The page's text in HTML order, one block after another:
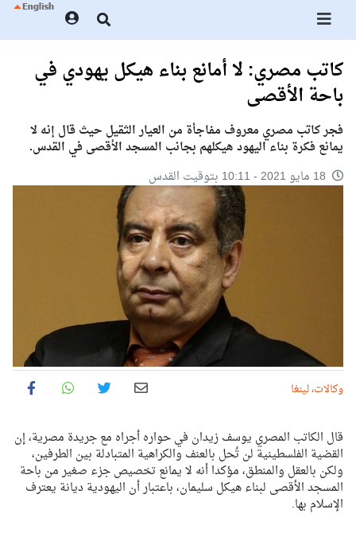
كاتب مصري: لا أمانع بناء هيكل يهودي في
باحة الأقصى
فجر كاتب مصري معروف مفاجأة من العيار الثقيل حيث قال إنه لا
يمانع فكرة بناء اليهود هيكلهم بجانب المسجد الأقصى في القدس.
وكالات، لينغا
قال الكاتب المصري يوسف زيدان في حواره أجراه مع جريدة مصرية، إن
القضية الفلسطينية لن تُحل بالعنف والكراهية المتبادلة بين الطرفين،
ولكن بالعقل والمنطق، مؤكدا أنه لا يمانع تخصيص جزء صغير من باحة
المسجد الأقصى لبناء هيكل سليمان، باعتبار أن اليهودية ديانة يعترف
الإسلام بها.